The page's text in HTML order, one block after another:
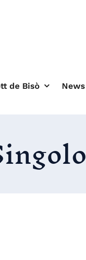
de Bisò News